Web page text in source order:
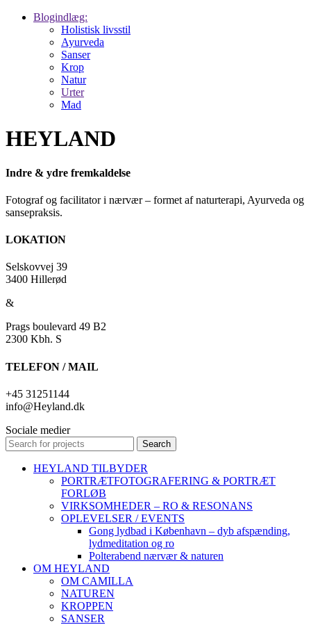
Blogindlæg:
Holistisk livsstil
Ayurveda
Sanser
Krop
Natur
Urter
Mad
HEYLAND
Indre & ydre fremkaldelse
Fotograf og facilitator i nærvær – formet af naturterapi, Ayurveda og
sansepraksis.
LOKATION
Selskovvej 39
3400 Hillerød
&
Prags boulevard 49 B2
2300 Kbh. S
TELEFON / MAIL
+45 31251144
info@Heyland.dk
Sociale medier
Search
HEYLAND TILBYDER
PORTRÆTFOTOGRAFERING & PORTRÆT
FORLØB
VIRKSOMHEDER – RO & RESONANS
OPLEVELSER / EVENTS
Gong lydbad i København – dyb afspænding,
lydmeditation og ro
Polterabend nærvær & naturen
OM HEYLAND
OM CAMILLA
NATUREN
KROPPEN
SANSER